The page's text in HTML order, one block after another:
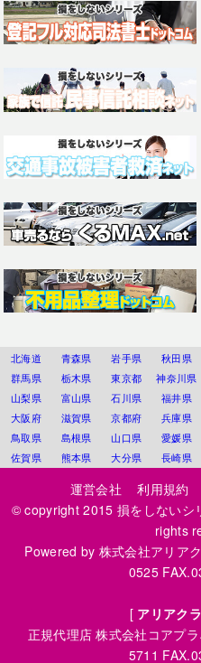
北海道 青森県 岩手県 秋田県
群馬県
栃木県 東京都 神奈川県
山梨県
富山県 石川県 福井県
大阪府
滋賀県 京都府 兵庫県
鳥取県
島根県 山口県 愛媛県
佐賀県
熊本県 大分県 長崎県
運営会社 利用規約
© copyright 2015損をしないシ
rights
Powered by 株式会社アリア
0525
[ アリアク
正規代理店株式会社コアプ
5711